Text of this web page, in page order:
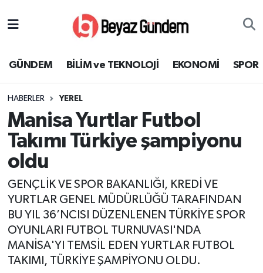
GÜNDEM BİLİM ve TEKNOLOJİ EKONOMİ SPOR
HABERLER YEREL
Manisa Yurtlar Futbol
Takımı Türkiye şampiyonu
oldu
GENÇLİK VE SPOR BAKANLIĞI, KREDİ VE
YURTLAR GENEL MÜDÜRLÜĞÜ TARAFINDAN
BU YIL 36’NCISI DÜZENLENEN TÜRKİYE SPOR
OYUNLARI FUTBOL TURNUVASI'NDA
MANİSA'YI TEMSİL EDEN YURTLAR FUTBOL
TAKIMI, TÜRKİYE ŞAMPİYONU OLDU.
EKONOMİ
SPOR
SAĞLIK
EĞİTİM
KÜLTÜR SANAT
MAGAZİN
Süper Lig Puan Durumu ve Fikstür
Tüm Manşetler
Son Dakika Haberleri
Haber Arşivi